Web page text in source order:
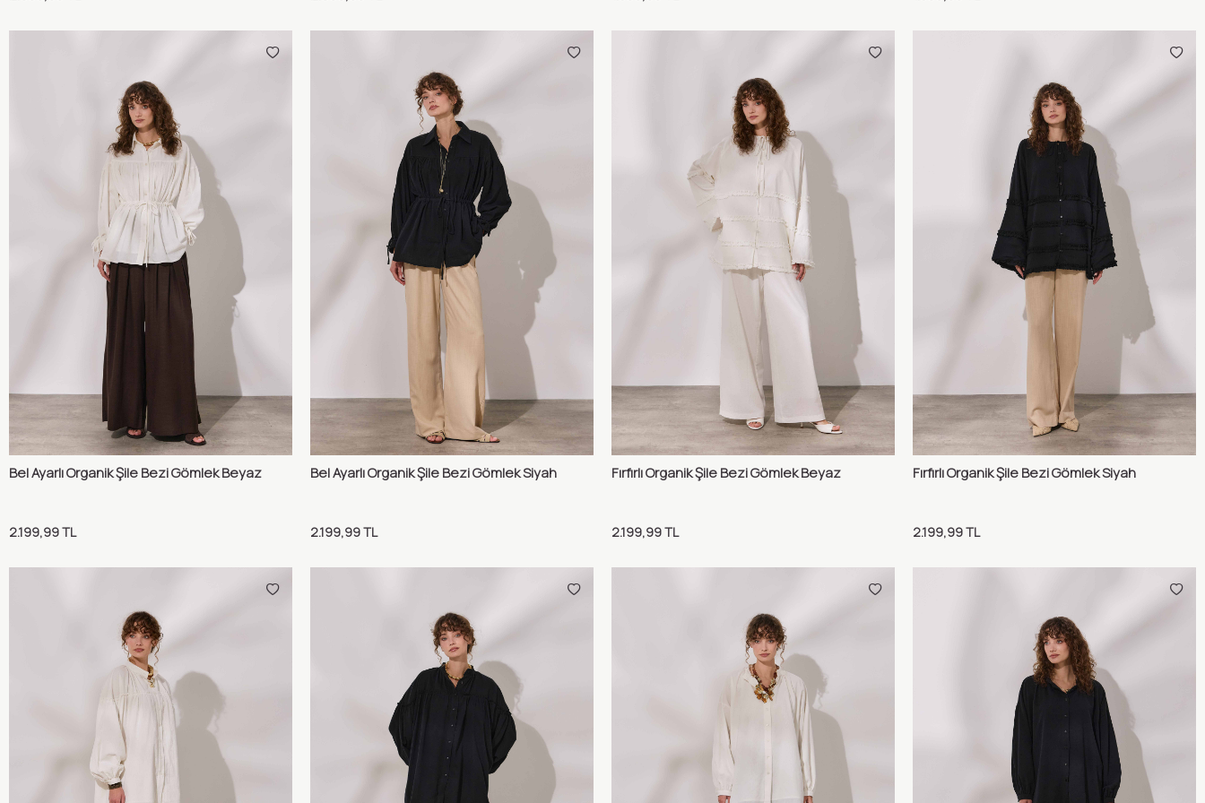
Sepete Ekle Karşılaştır
Bel Ayarlı Organik Şile Bezi Gömlek Beyaz
2.199,99TL
Sepete Ekle Karşılaştır
Bel Ayarlı Organik Şile Bezi Gömlek Siyah
2.199,99TL
Sepete Ekle Karşılaştır
Fırfırlı Organik Şile Bezi Gömlek Beyaz
2.199,99TL
Sepete Ekle Karşılaştır
Fırfırlı Organik Şile Bezi Gömlek Siyah
2.199,99TL